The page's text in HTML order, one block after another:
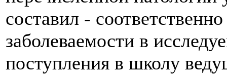
составил -
заболеваемости в
поступления в школу